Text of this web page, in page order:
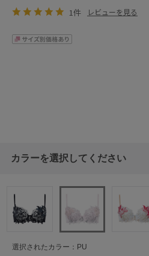
1件 レビューを見る
カラーを選択してください
選択されたカラー：PU